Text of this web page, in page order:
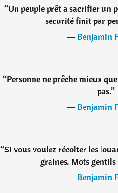
“Un peuple prêt a sacrifier un
sécurité finit par
―Benjamin
“Personne ne prêche mieux
pas.”
―Benjamin
“Si vous voulez récolter les
graines. Mots gentils
―Benjamin